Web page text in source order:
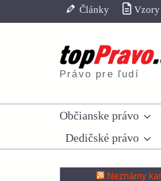
Články Vzory
Právo pre ľudí
Občianske právo
Dedičské právo
Neznámy